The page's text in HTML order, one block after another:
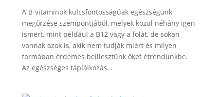
A B-vitaminok kulcsfontosságúak egészségünk
megőrzése szempontjából, melyek közül néhány igen
ismert, mint például a B12 vagy a folát, de sokan
vannak azok is, akik nem tudják miért és milyen
formában érdemes beillesztünk őket étrendünkbe.
Az egészséges táplálkozás...